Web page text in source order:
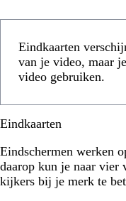
Eindkaarten
van je video, maar
video gebruiken.
Eindkaarten
Eindschermen werken
daarop kun je naar vier
kijkers bij je merk te